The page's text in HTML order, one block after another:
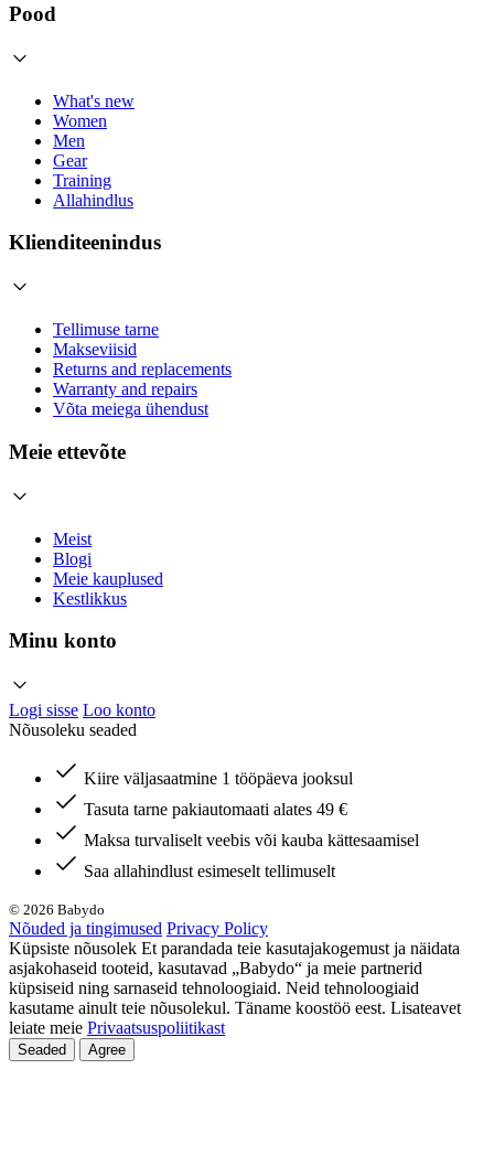
Pood
What's new
Women
Men
Gear
Training
Allahindlus
Klienditeenindus
Tellimuse tarne
Makseviisid
Returns and replacements
Warranty and repairs
Võta meiega ühendust
Meie ettevõte
Meist
Blogi
Meie kauplused
Kestlikkus
Minu konto
Logi sisse Loo konto
Nõusoleku seaded
Kiire väljasaatmine 1 tööpäeva jooksul
Tasuta tarne pakiautomaati alates 49 €
Maksa turvaliselt veebis või kauba kättesaamisel
Saa allahindlust esimeselt tellimuselt
© 2026 Babydo
Nõuded ja tingimused Privacy Policy
Küpsiste nõusolek Et parandada teie kasutajakogemust ja näidata
asjakohaseid tooteid, kasutavad „Babydo“ ja meie partnerid
küpsiseid ning sarnaseid tehnoloogiaid. Neid tehnoloogiaid
kasutame ainult teie nõusolekul. Täname koostöö eest. Lisateavet
leiate meie Privaatsuspoliitikast
Seaded Agree